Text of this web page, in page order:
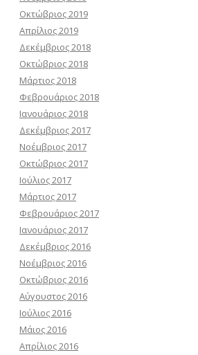
Οκτώβριος 2019
Απρίλιος 2019
Δεκέμβριος 2018
Οκτώβριος 2018
Μάρτιος 2018
Φεβρουάριος 2018
Ιανουάριος 2018
Δεκέμβριος 2017
Νοέμβριος 2017
Οκτώβριος 2017
Ιούλιος 2017
Μάρτιος 2017
Φεβρουάριος 2017
Ιανουάριος 2017
Δεκέμβριος 2016
Νοέμβριος 2016
Οκτώβριος 2016
Αύγουστος 2016
Ιούλιος 2016
Μάιος 2016
Απρίλιος 2016